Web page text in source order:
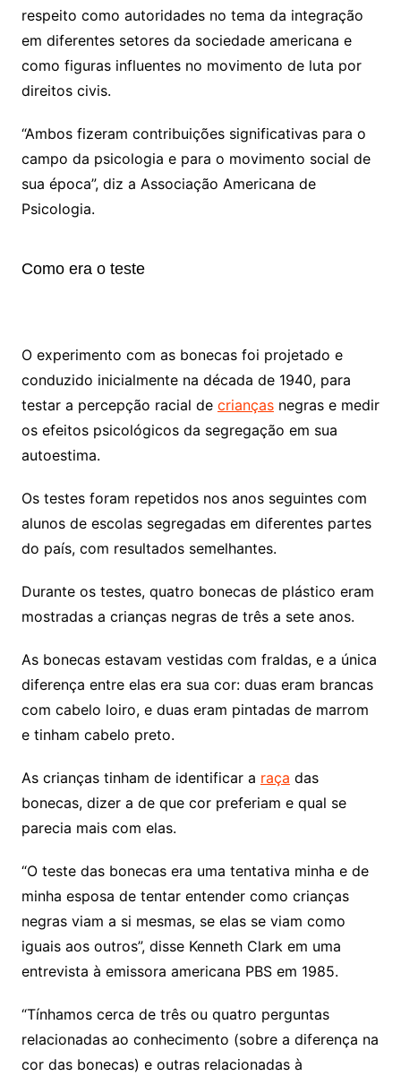
respeito como autoridades no tema da integração
em diferentes setores da sociedade americana e
como figuras influentes no movimento de luta por
direitos civis.
“Ambos fizeram contribuições significativas para o
campo da psicologia e para o movimento social de
sua época”, diz a Associação Americana de
Psicologia.
Como era o teste
O experimento com as bonecas foi projetado e
conduzido inicialmente na década de 1940, para
testar a percepção racial de criançasnegras e medir
os efeitos psicológicos da segregação em sua
autoestima.
Os testes foram repetidos nos anos seguintes com
alunos de escolas segregadas em diferentes partes
do país, com resultados semelhantes.
Durante os testes, quatro bonecas de plástico eram
mostradas a crianças negras de três a sete anos.
As bonecas estavam vestidas com fraldas, e a única
diferença entre elas era sua cor: duas eram brancas
com cabelo loiro, e duas eram pintadas de marrom
e tinham cabelo preto.
As crianças tinham de identificar a raça das
bonecas, dizer a de que cor preferiam e qual se
parecia mais com elas.
“O teste das bonecas era uma tentativa minha e de
minha esposa de tentar entender como crianças
negras viam a si mesmas, se elas se viam como
iguais aos outros”, disse Kenneth Clark em uma
entrevista à emissora americana PBS em 1985.
“Tínhamos cerca de três ou quatro perguntas
relacionadas ao conhecimento (sobre a diferença na
cor das bonecas) e outras relacionadas à